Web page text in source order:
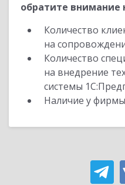
обратите внимание
Количество
на
Количество
на внедрение
системы
Наличие у фирмы